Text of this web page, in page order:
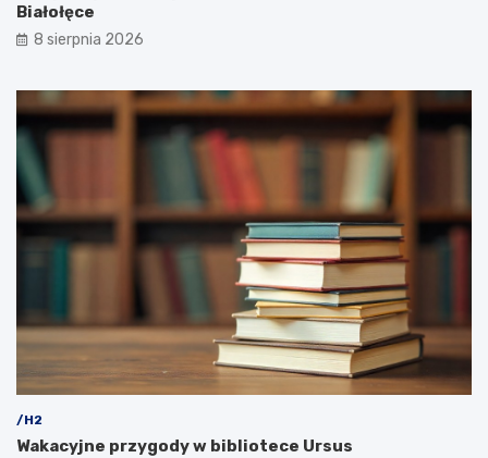
Białołęce
8 sierpnia 2026
/H2
Wakacyjne przygody w bibliotece Ursus